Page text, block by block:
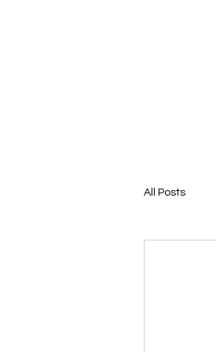
All Posts